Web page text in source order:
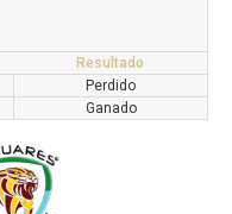
Resultado
Perdido
Ganado